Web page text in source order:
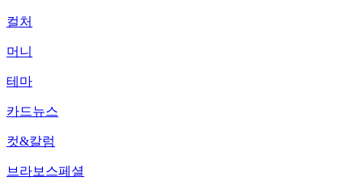
컬처
머니
테마
카드뉴스
컷&칼럼
브라보스페셜